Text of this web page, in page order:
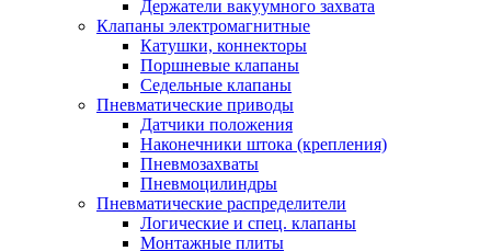
Держатели вакуумного захвата
Клапаны электромагнитные
Катушки, коннекторы
Поршневые клапаны
Седельные клапаны
Пневматические приводы
Датчики положения
Наконечники штока (крепления)
Пневмозахваты
Пневмоцилиндры
Пневматические распределители
Логические и спец. клапаны
Монтажные плиты